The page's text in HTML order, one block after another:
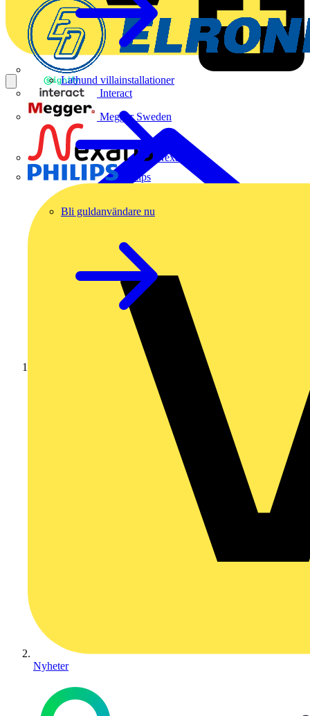
Interact
Megger Sweden
Nexans
Philips
Lathund villainstallationer
Bli guldanvändare nu
Nyheter